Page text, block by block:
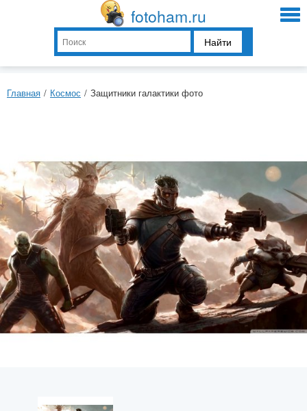
fotoham.ru
Найти
Главная / Космос / Защитники галактики фото